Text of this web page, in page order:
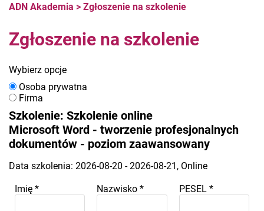
ADN Akademia > Zgłoszenie na szkolenie
Zgłoszenie na szkolenie
Wybierz opcje
Osoba prywatna
Firma
Szkolenie: Szkolenie online
Microsoft Word - tworzenie profesjonalnych
dokumentów - poziom zaawansowany
Data szkolenia: 2026-08-20 - 2026-08-21, Online
Imię * Nazwisko* PESEL *